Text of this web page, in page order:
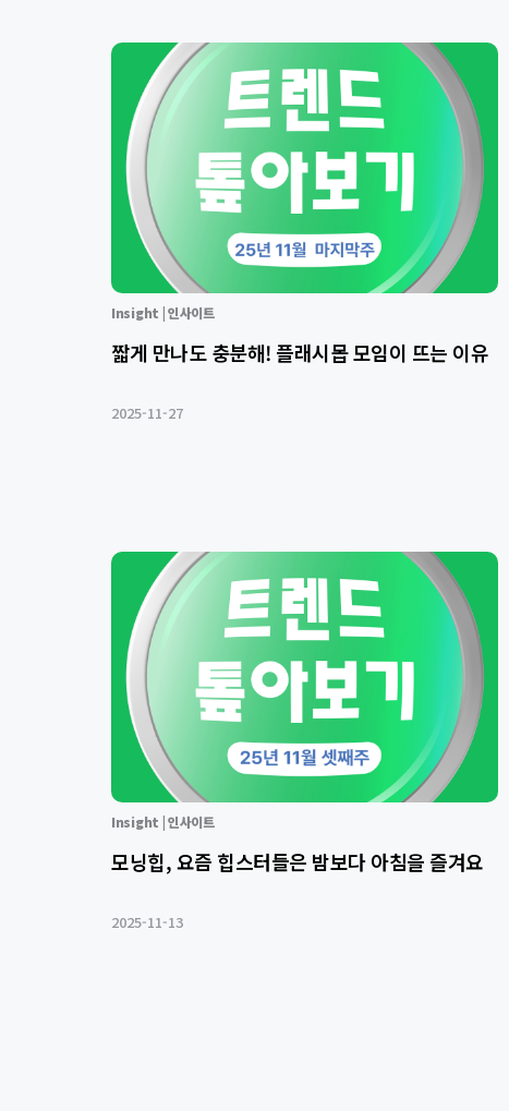
Insight | 인사이트
짧게 만나도 충분해! 플래시몹 모임이 뜨는 이유
2025-11-27
Insight | 인사이트
모닝힙, 요즘 힙스터들은 밤보다 아침을 즐겨요
2025-11-13